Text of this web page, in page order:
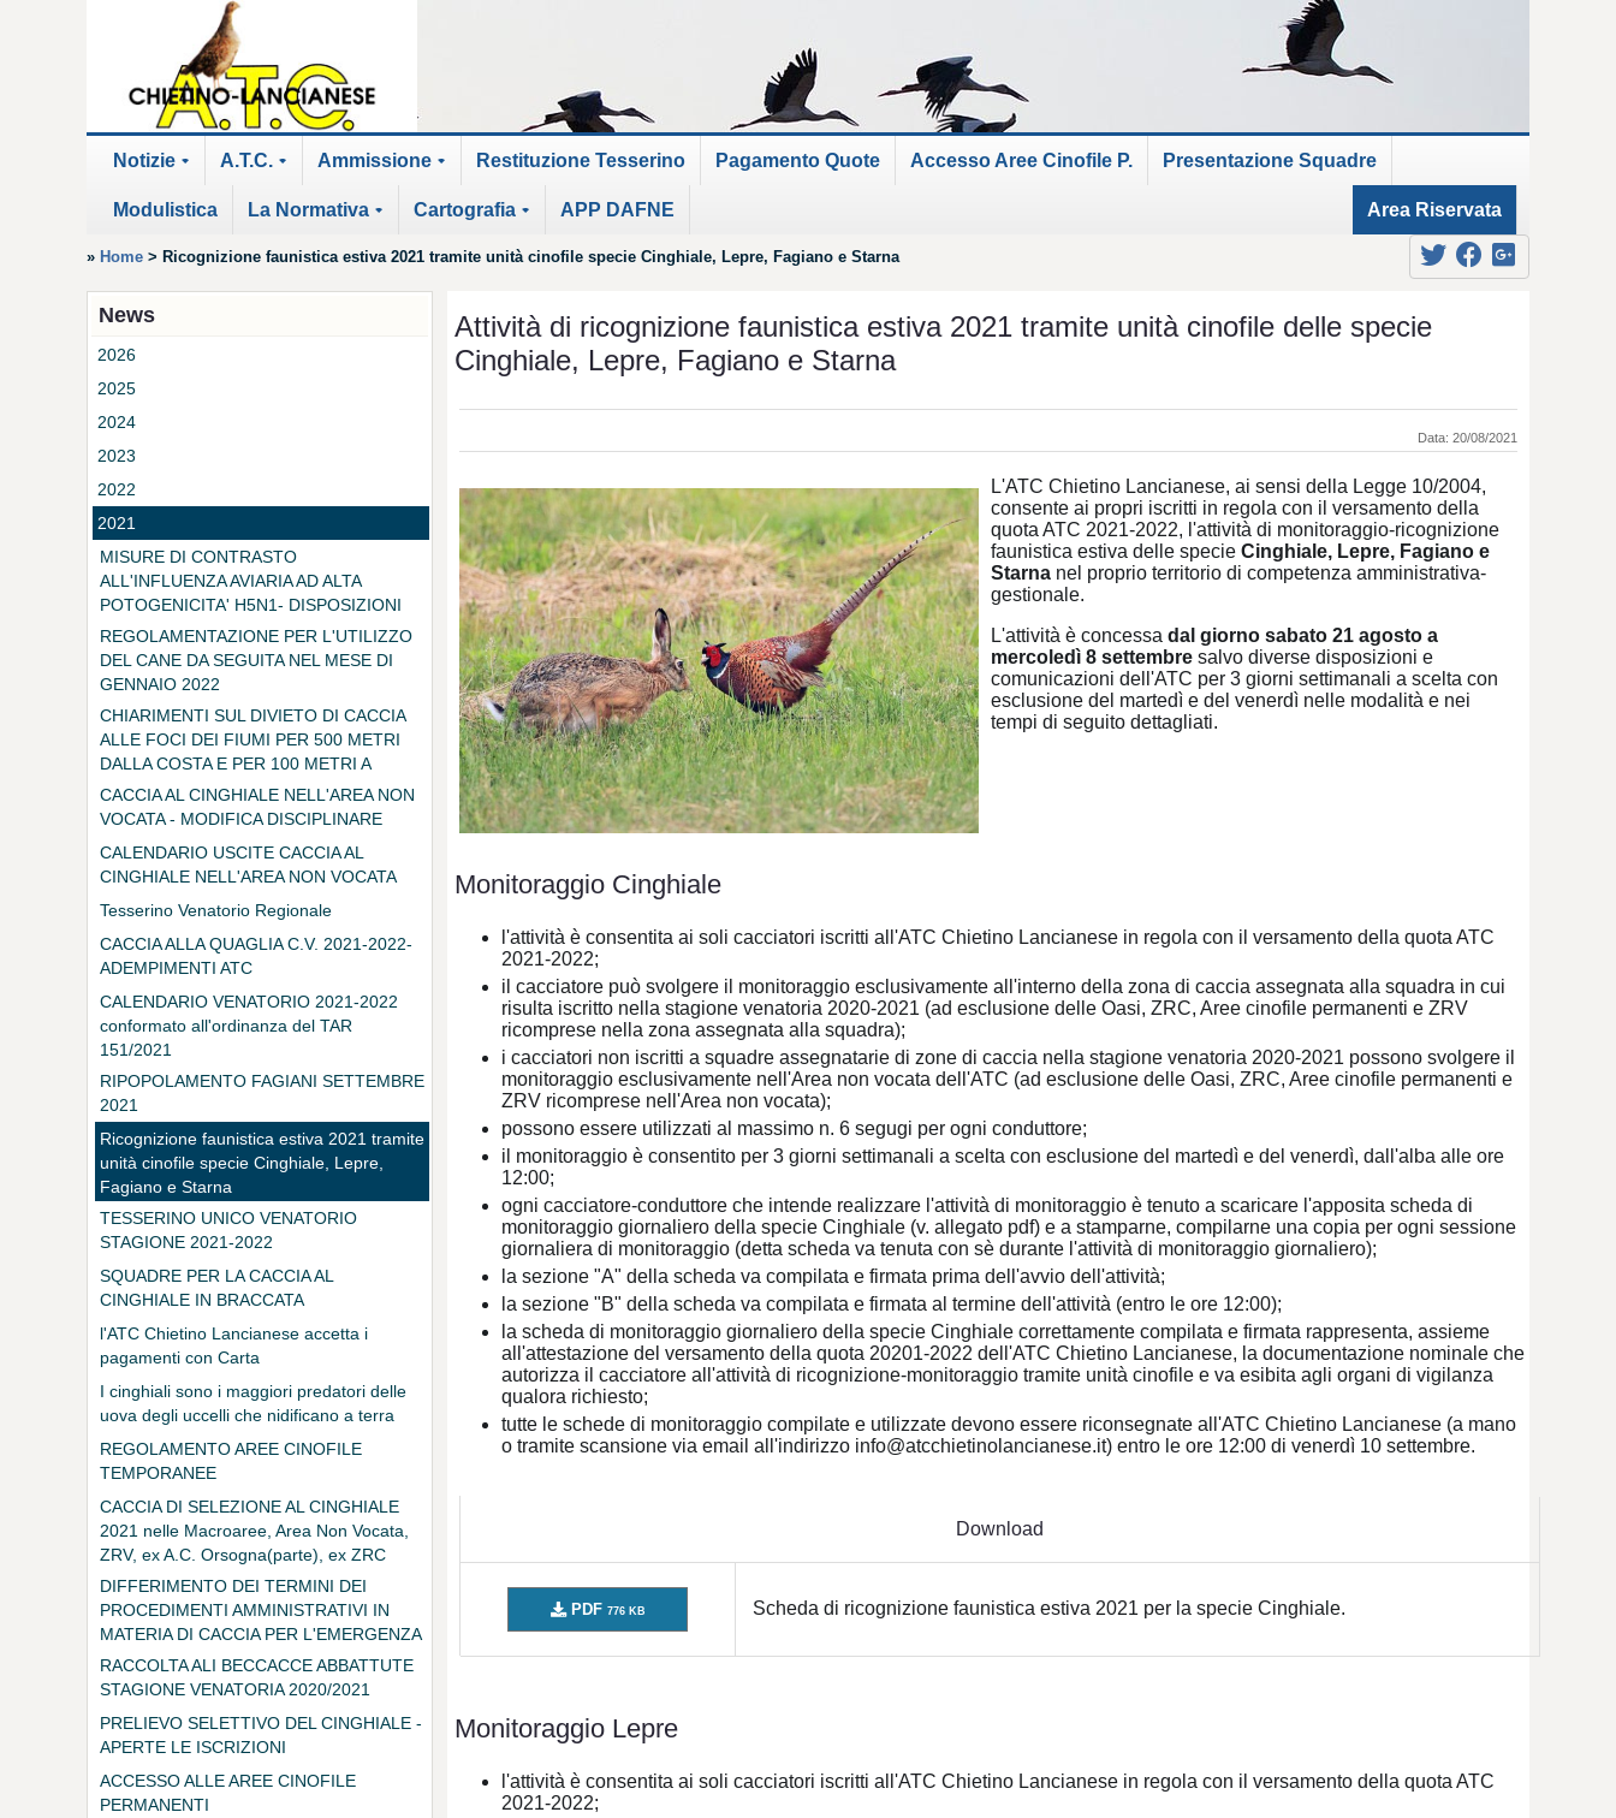
Notizie A.T.C. Ammissione Restituzione Tesserino Pagamento Quote Accesso Aree Cinofile P. Presentazione Squadre
Modulistica La Normativa Cartografia APP DAFNE Area Riservata
» Home > Ricognizione faunistica estiva 2021 tramite unità cinofile specie Cinghiale, Lepre, Fagiano e Starna
Attività di ricognizione faunistica estiva 2021 tramite unità cinofile delle specie
Cinghiale, Lepre, Fagiano e Starna
Data: 20/08/2021
L'ATC Chietino Lancianese, ai sensi della Legge 10/2004,
consente ai propri iscritti in regola con il versamento della
quota ATC 2021-2022, l'attività di monitoraggio-ricognizione
faunistica estiva delle specie Cinghiale, Lepre, Fagiano e
Starna nel proprio territorio di competenza amministrativa-
gestionale.
L'attività è concessa dal giorno sabato 21 agosto a
mercoledì 8 settembre salvo diverse disposizioni e
comunicazioni dell'ATC per 3 giorni settimanali a scelta con
esclusione del martedì e del venerdì nelle modalità e nei
tempi di seguito dettagliati.
Monitoraggio Cinghiale
l'attività è consentita ai soli cacciatori iscritti all'ATC Chietino Lancianese in regola con il versamento della quota ATC
2021-2022;
il cacciatore può svolgere il monitoraggio esclusivamente all'interno della zona di caccia assegnata alla squadra in cui
risulta iscritto nella stagione venatoria 2020-2021 (ad esclusione delle Oasi, ZRC, Aree cinofile permanenti e ZRV
ricomprese nella zona assegnata alla squadra);
i cacciatori non iscritti a squadre assegnatarie di zone di caccia nella stagione venatoria 2020-2021 possono svolgere il
monitoraggio esclusivamente nell'Area non vocata dell'ATC (ad esclusione delle Oasi, ZRC, Aree cinofile permanenti e
ZRV ricomprese nell'Area non vocata);
possono essere utilizzati al massimo n. 6 segugi per ogni conduttore;
il monitoraggio è consentito per 3 giorni settimanali a scelta con esclusione del martedì e del venerdì, dall'alba alle ore
12:00;
ogni cacciatore-conduttore che intende realizzare l'attività di monitoraggio è tenuto a scaricare l'apposita scheda di
monitoraggio giornaliero della specie Cinghiale (v. allegato pdf) e a stamparne, compilarne una copia per ogni sessione
giornaliera di monitoraggio (detta scheda va tenuta con sè durante l'attività di monitoraggio giornaliero);
la sezione "A" della scheda va compilata e firmata prima dell'avvio dell'attività;
la sezione "B" della scheda va compilata e firmata al termine dell'attività (entro le ore 12:00);
la scheda di monitoraggio giornaliero della specie Cinghiale correttamente compilata e firmata rappresenta, assieme
all'attestazione del versamento della quota 20201-2022 dell'ATC Chietino Lancianese, la documentazione nominale che
autorizza il cacciatore all'attività di ricognizione-monitoraggio tramite unità cinofile e va esibita agli organi di vigilanza
qualora richiesto;
tutte le schede di monitoraggio compilate e utilizzate devono essere riconsegnate all'ATC Chietino Lancianese (a mano
o tramite scansione via email all'indirizzo info@atcchietinolancianese.it) entro le ore 12:00 di venerdì 10 settembre.
Download
PDF 776 KB Scheda di ricognizione faunistica estiva 2021 per la specie Cinghiale.
Monitoraggio Lepre
l'attività è consentita ai soli cacciatori iscritti all'ATC Chietino Lancianese in regola con il versamento della quota ATC
2021-2022;
News
2026
2025
2024
2023
2022
2021
MISURE DI CONTRASTO
ALL'INFLUENZA AVIARIA AD ALTA
POTOGENICITA' H5N1- DISPOSIZIONI
PER I CACCIATORI
REGOLAMENTAZIONE PER L'UTILIZZO
DEL CANE DA SEGUITA NEL MESE DI
GENNAIO 2022
CHIARIMENTI SUL DIVIETO DI CACCIA
ALLE FOCI DEI FIUMI PER 500 METRI
DALLA COSTA E PER 100 METRI A
DESTRA E SINISTRA DEI FIUMI
CACCIA AL CINGHIALE NELL'AREA NON
VOCATA - MODIFICA DISCIPLINARE
CALENDARIO USCITE CACCIA AL
CINGHIALE NELL'AREA NON VOCATA
Tesserino Venatorio Regionale
CACCIA ALLA QUAGLIA C.V. 2021-2022-
ADEMPIMENTI ATC
CALENDARIO VENATORIO 2021-2022
conformato all'ordinanza del TAR
151/2021
RIPOPOLAMENTO FAGIANI SETTEMBRE
2021
Ricognizione faunistica estiva 2021 tramite
unità cinofile specie Cinghiale, Lepre,
Fagiano e Starna
TESSERINO UNICO VENATORIO
STAGIONE 2021-2022
SQUADRE PER LA CACCIA AL
CINGHIALE IN BRACCATA
l'ATC Chietino Lancianese accetta i
pagamenti con Carta
I cinghiali sono i maggiori predatori delle
uova degli uccelli che nidificano a terra
REGOLAMENTO AREE CINOFILE
TEMPORANEE
CACCIA DI SELEZIONE AL CINGHIALE
2021 nelle Macroaree, Area Non Vocata,
ZRV, ex A.C. Orsogna(parte), ex ZRC
Bucchianico(parte)
DIFFERIMENTO DEI TERMINI DEI
PROCEDIMENTI AMMINISTRATIVI IN
MATERIA DI CACCIA PER L'EMERGENZA
DA COVID-19
RACCOLTA ALI BECCACCE ABBATTUTE
STAGIONE VENATORIA 2020/2021
PRELIEVO SELETTIVO DEL CINGHIALE -
APERTE LE ISCRIZIONI
ACCESSO ALLE AREE CINOFILE
PERMANENTI